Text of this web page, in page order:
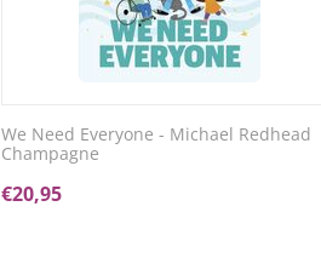
We Need Everyone - Michael Redhead
Champagne
€20,95